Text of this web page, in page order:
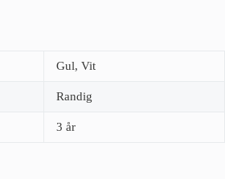
Gul, Vit
Randig
3 år